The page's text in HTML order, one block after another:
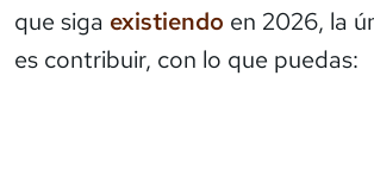
que siga existiendo en 2026, la
es contribuir, con lo que puedas: